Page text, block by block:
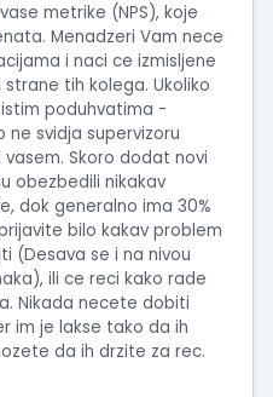
metrike (NPS), koje
Menadzeri Vam nece
i naci ce izmisljene
tih kolega. Ukoliko
poduhvatima -
svidja supervizoru
Skoro dodat novi
obezbedili nikakav
dok generalno ima 30%
bilo kakav problem
(Desava se i na nivou
ili ce reci kako rade
Nikada necete dobiti
im je lakse tako da ih
da ih drzite za rec.